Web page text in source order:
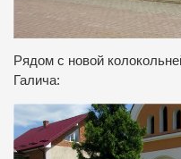
Рядом с новой
Галича: